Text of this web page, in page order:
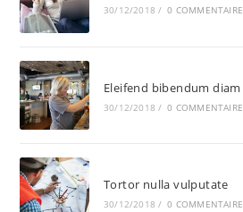
30/12/2018 / 0 COMMENTAIRE
Eleifend bibendum diam
30/12/2018 / 0 COMMENTAIRE
Tortor nulla vulputate
30/12/2018 / 0 COMMENTAIRE